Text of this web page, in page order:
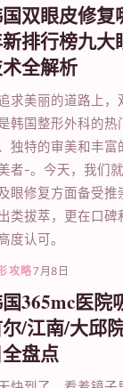
双眼皮修复
排行榜九大
全解析
求美丽的道路上
韩国整形外科的
独特的审美和丰
者-。今天，我们
眼修复方面备受
出类拔萃，更在口
度认可。
攻略7月8日
365mc医院
/江南/大邱
盘点